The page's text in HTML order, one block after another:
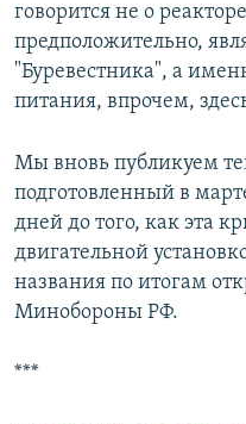
говорится не о
предположительно,
"Буревестника", а
питания, впрочем,
Мы вновь публикуем
подготовленный в
дней до того, как эта
двигательной
названия по итогам
Минобороны РФ.
***